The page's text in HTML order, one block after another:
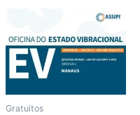
Gratuitos
produto
tem
várias